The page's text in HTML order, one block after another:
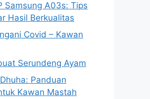
Samsung A03s: Tips
Hasil Berkualitas
Covid – Kawan
Serundeng Ayam
Panduan
Kawan Mastah